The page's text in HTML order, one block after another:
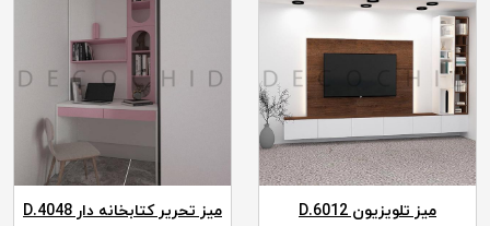
میز تلویزیون D.6012
میز تحریر کتابخانه دار D.4048